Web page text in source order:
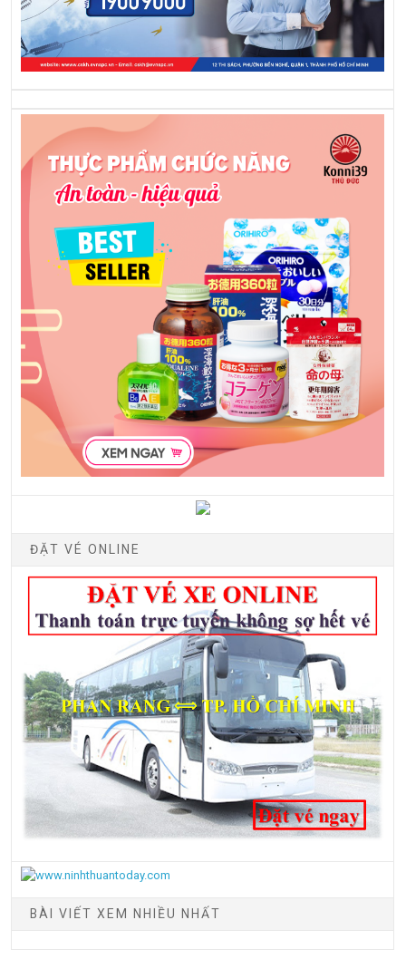
ĐẶT VÉ ONLINE
BÀI VIẾT XEM NHIỀU NHẤT